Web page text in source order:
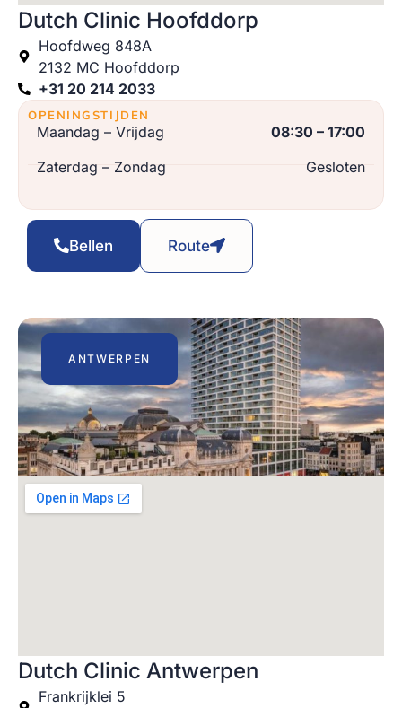
Dutch Clinic Hoofddorp
Hoofdweg 848A
2132 MC Hoofddorp
+31 20 214 2033
OPENINGSTIJDEN
Maandag – Vrijdag
08:30 – 17:00
Zaterdag – Zondag
Gesloten
Bellen Route
ANTWERPEN
Dutch Clinic Antwerpen
Frankrijklei 5